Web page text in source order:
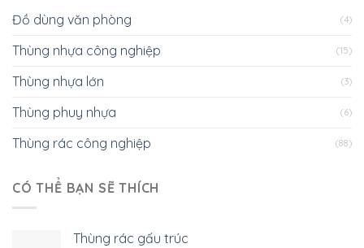
Đồ dùng văn phòng (4)
Thùng nhựa công nghiệp (15)
Thùng nhựa lớn (3)
Thùng phuy nhựa (6)
Thùng rác công nghiệp (88)
CÓ THỂ BẠN SẼ THÍCH
Thùng rác gấu trúc